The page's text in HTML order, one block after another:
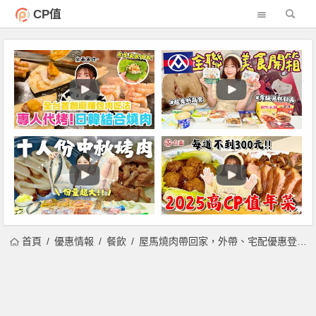
CP值
首頁 優惠情報 餐飲 屋馬燒肉帶回家，外帶、宅配優惠登場！冷凍燒肉組999元起、海鮮粥/豆腐鍋120元起、蔬菜箱499元起，菜單價格一次看！另享台中市外送、全台店到店取貨服務！